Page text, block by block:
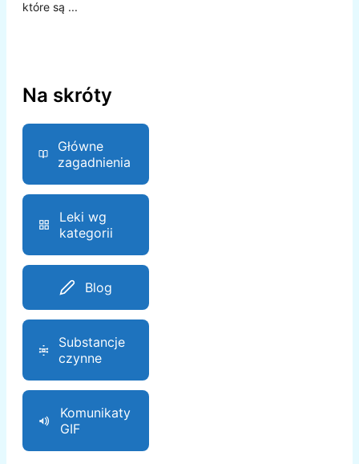
które są ...
Na skróty
Główne
zagadnienia
Leki wg
kategorii
Blog
Substancje
czynne
Komunikaty
GIF